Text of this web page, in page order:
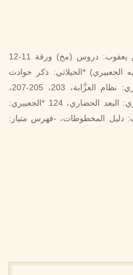
*الشمَّاخي: السير، 2/200 *سالم بن يعقوب: دروس (مخ) ورقة 11-12
الجعبيري) *الحيلاتي: ذكر حوادث
جربة (أحال إليه الجعبيري) *الجعبيري: نظام العزَّابة، 203، 205-207،
245، 267-268، 328، 334 *الجعبيري: البعد الحضاري، 124 *الجعبيري:
التراث: دليل المخطوطات، -فهرس متياز: